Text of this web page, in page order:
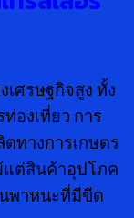
ศรษฐกิจสูง ทั้ง
องเที่ยว การ
ทางการเกษตร
แต่สินค้าอุปโภค
พาหนะที่มีขีด